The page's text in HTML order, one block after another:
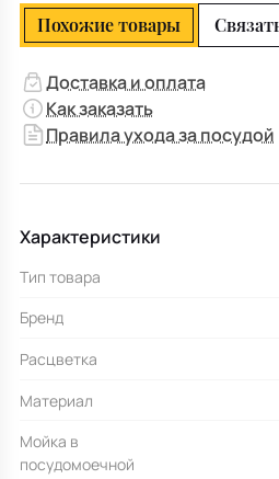
Похожие товары
Доставка и оплата
Как заказать
Правила ухода за посудой
Характеристики
Тип товара
Бренд
Расцветка
Материал
Мойка в
посудомоечной